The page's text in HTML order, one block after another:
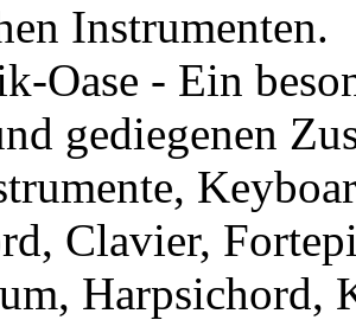
Instrumenten.
Oase - Ein
gediegenen
Clavier,
Harpsichord,